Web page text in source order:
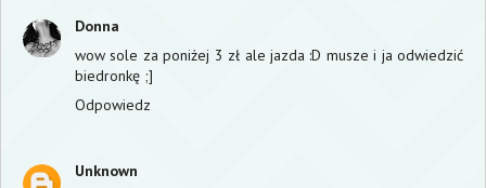
Donna
wow sole za poniżej 3 zł ale jazda :D musze i ja odwiedzić
biedronkę ;]
Odpowiedz
Unknown